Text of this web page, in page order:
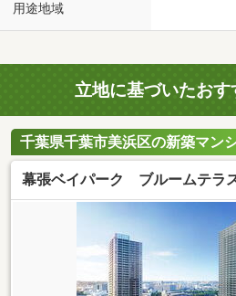
用途地域
立地に基づいたおす
千葉県千葉市美浜区の新築マン
幕張ベイパーク ブルームテラ